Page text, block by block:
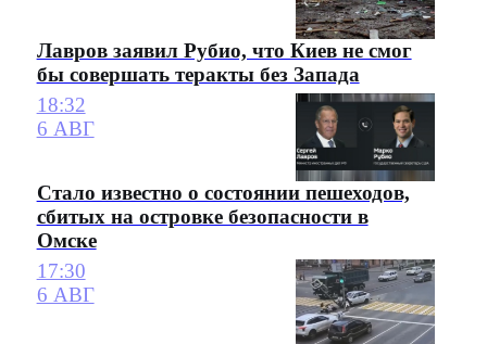
Лавров заявил Рубио, что Киев не смог
бы совершать теракты без Запада
18:32
6 АВГ
Стало известно о состоянии пешеходов,
сбитых на островке безопасности в
Омске
17:30
6 АВГ